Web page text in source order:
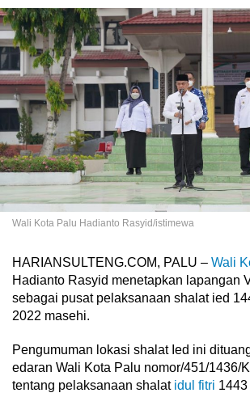
Wali Kota Palu Hadianto Rasyid/istimewa
HARIANSULTENG.COM, PALU – Wali
Hadianto Rasyid menetapkan lapangan
sebagai pusat pelaksanaan shalat ied
2022 masehi.
Pengumuman lokasi shalat Ied ini
edaran Wali Kota Palu nomor/451/1436/
tentang pelaksanaan shalat idul fitri